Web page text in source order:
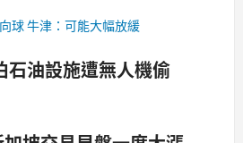
球 牛津：可能大幅放緩
石油設施遭無人機偷